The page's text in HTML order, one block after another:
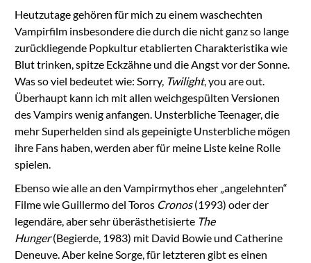
Heutzutage gehören für mich zu einem waschechten
Vampirfilm insbesondere die durch die nicht ganz so lange
zurückliegende Popkultur etablierten Charakteristika wie
Blut trinken, spitze Eckzähne und die Angst vor der Sonne.
Was so viel bedeutet wie: Sorry, Twilight, you are out.
Überhaupt kann ich mit allen weichgespülten Versionen
des Vampirs wenig anfangen. Unsterbliche Teenager, die
mehr Superhelden sind als gepeinigte Unsterbliche mögen
ihre Fans haben, werden aber für meine Liste keine Rolle
spielen.
Ebenso wie alle an den Vampirmythos eher „angelehnten“
Filme wie Guillermo del Toros Cronos(1993) oder der
legendäre, aber sehr überästhetisierte The
Hunger(Begierde, 1983) mit David Bowie und Catherine
Deneuve. Aber keine Sorge, für letzteren gibt es einen